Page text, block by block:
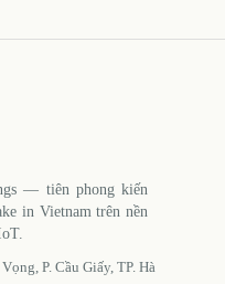
— tiên phong kiến
in Vietnam trên nền
P. Cầu Giấy, TP. Hà